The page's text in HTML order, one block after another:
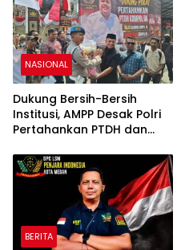
NASIONAL
Dukung Bersih-Bersih
Institusi, AMPP Desak Polri
Pertahankan PTDH dan
BERITA